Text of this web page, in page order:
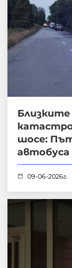
шосе:
автобуса
09-06-2026г.